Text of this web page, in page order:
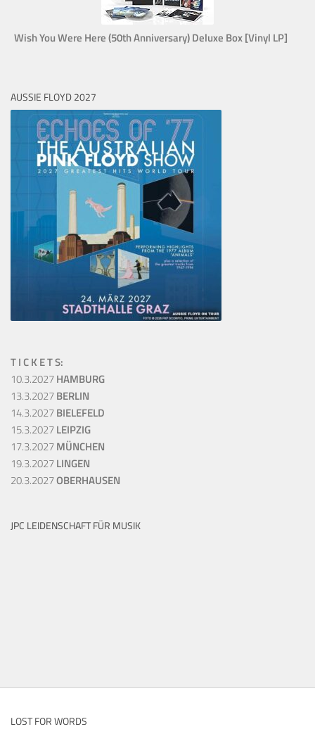
Wish You Were Here (50th Anniversary) Deluxe Box [Vinyl LP]
AUSSIE FLOYD 2027
T I C K E T S:
10.3.2027HAMBURG
13.3.2027BERLIN
14.3.2027BIELEFELD
15.3.2027LEIPZIG
17.3.2027MÜNCHEN
19.3.2027LINGEN
20.3.2027OBERHAUSEN
JPC LEIDENSCHAFT FÜR MUSIK
LOST FOR WORDS